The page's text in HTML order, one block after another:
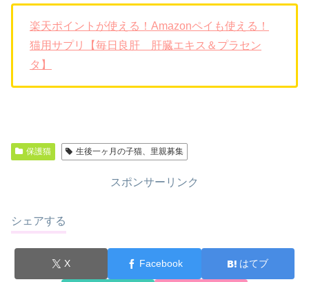
楽天ポイントが使える！Amazonペイも使える！
猫用サプリ【毎日良肝 肝臓エキス＆プラセン
タ】
保護猫 生後一ヶ月の子猫、里親募集
スポンサーリンク
シェアする
X Facebook はてブ